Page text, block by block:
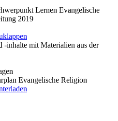
Lernen Evangelische
2019
-inhalte mit Materialien aus der
Evangelische Religion